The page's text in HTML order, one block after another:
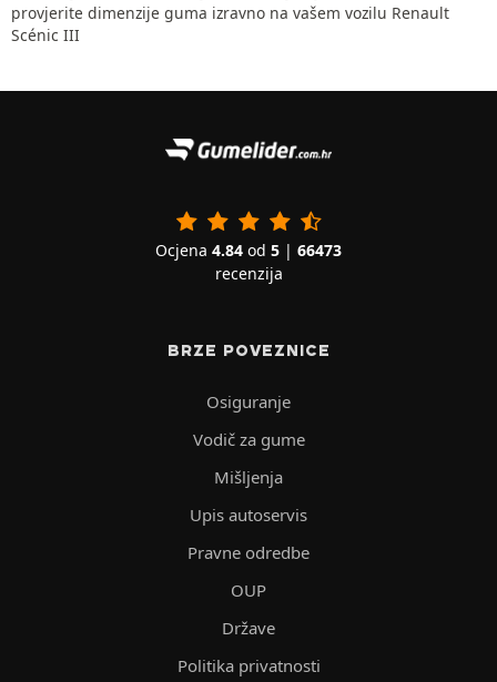
provjerite dimenzije guma izravno na vašem vozilu Renault
Scénic III
Ocjena 4.84 od 5 | 66473
recenzija
BRZE POVEZNICE
Osiguranje
Vodič za gume
Mišljenja
Upis autoservis
Pravne odredbe
OUP
Države
Politika privatnosti